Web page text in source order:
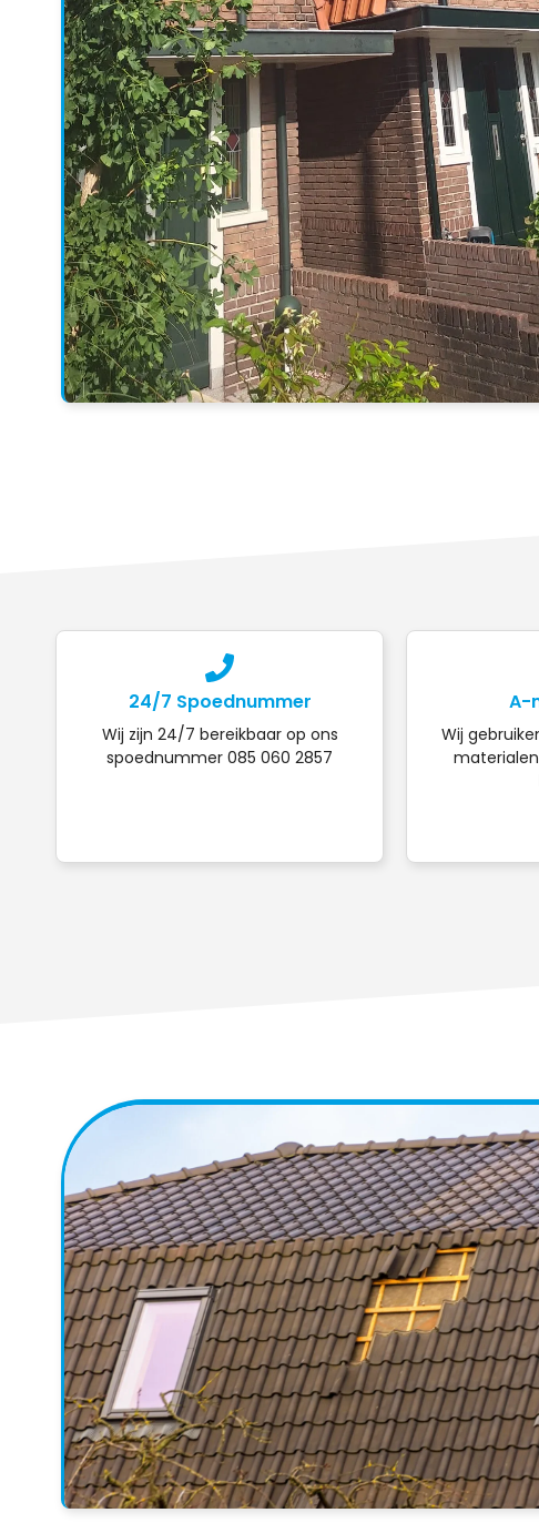
24/7 Spoednummer
Wij zijn 24/7 bereikbaar op ons
spoednummer 085 060 2857
A-
Wij